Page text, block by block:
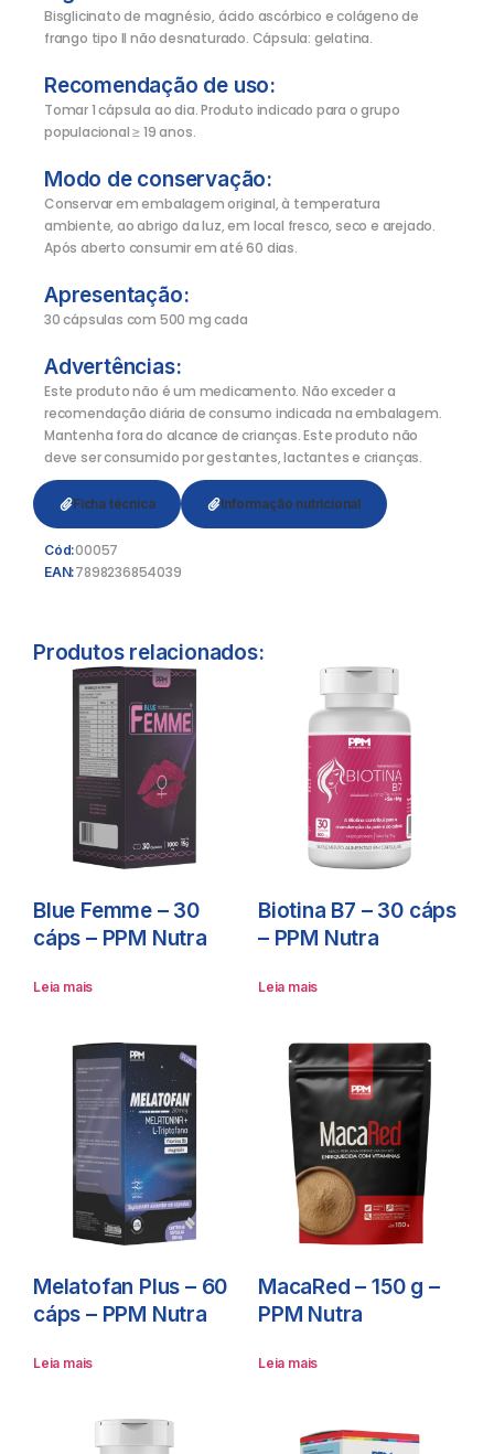
Bisglicinato de magnésio, ácido ascórbico e colágeno de
frango tipo II não desnaturado. Cápsula: gelatina.
Recomendação de uso:
Tomar 1 cápsula ao dia. Produto indicado para o grupo
populacional ≥ 19 anos.
Modo de conservação:
Conservar em embalagem original, à temperatura
ambiente, ao abrigo da luz, em local fresco, seco e arejado.
Após aberto consumir em até 60 dias.
Apresentação:
30 cápsulas com 500 mg cada
Advertências:
Este produto não é um medicamento. Não exceder a
recomendação diária de consumo indicada na embalagem.
Mantenha fora do alcance de crianças. Este produto não
deve ser consumido por gestantes, lactantes e crianças.
Ficha técnica Informação nutricional
Cód:00057
EAN:7898236854039
Produtos relacionados:
Blue Femme – 30
cáps – PPM Nutra
Leia mais
Biotina B7 – 30 cáps
– PPM Nutra
Leia mais
Melatofan Plus – 60
cáps – PPM Nutra
Leia mais
MacaRed – 150 g –
PPM Nutra
Leia mais